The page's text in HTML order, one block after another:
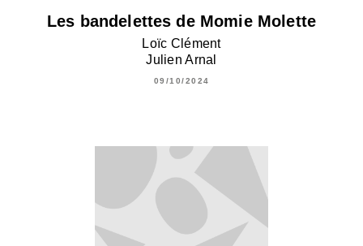
Les bandelettes de Momie Molette
Loïc Clément
Julien Arnal
09/10/2024